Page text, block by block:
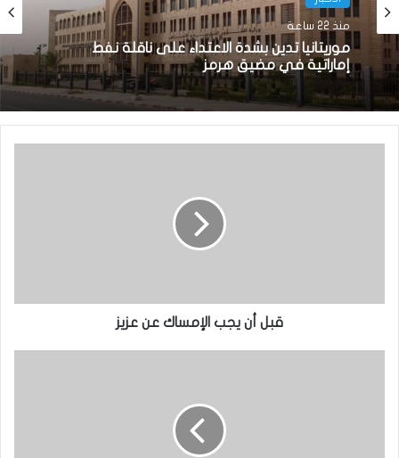
الأخبار
منذ 22 ساعة
منذ يومين
أمطار على مناطق متعددة بست ولايات(مقاييس)
قبل أن يجب الإمساك عن عزيز